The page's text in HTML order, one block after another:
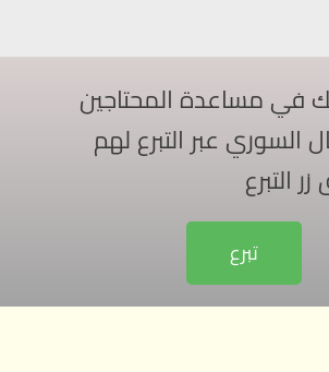
في مساعدة المحتاجين
السوري عبر التبرع لهم
التبرع
تبرع